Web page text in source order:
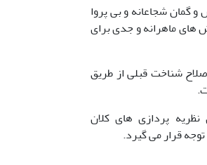
شجاعانه و بی پروا
های ماهرانه و جدی برای
شناخت قبلی از طریق
نظریه پردازی های کلان
قرار می گیرد.